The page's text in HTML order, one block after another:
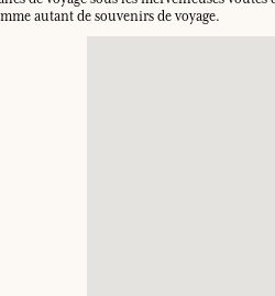
autant de souvenirs de voyage.